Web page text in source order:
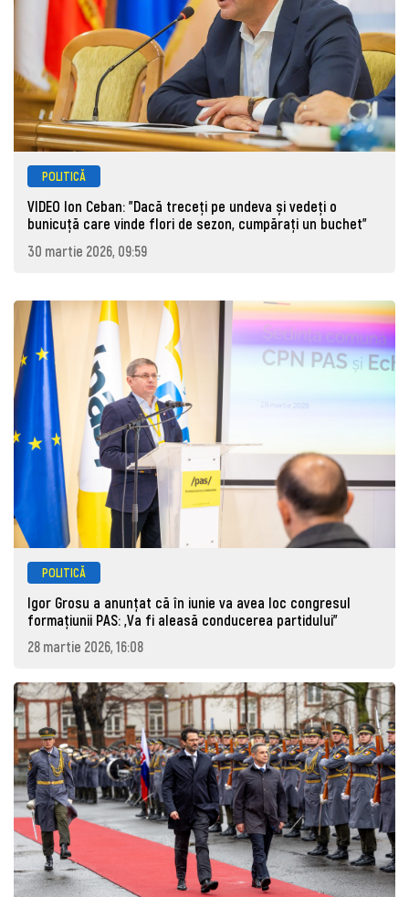
POLITICĂ
VIDEO Ion Ceban: "Dacă treceți pe undeva și vedeți o
bunicuță care vinde flori de sezon, cumpărați un buchet"
30 martie 2026, 09:59
POLITICĂ
Igor Grosu a anunțat că în iunie va avea loc congresul
formațiunii PAS: „Va fi aleasă conducerea partidului”
28 martie 2026, 16:08